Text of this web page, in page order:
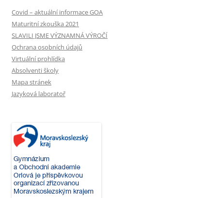
Covid – aktuální informace GOA
Maturitní zkouška 2021
SLAVILI JSME VÝZNAMNÁ VÝROČÍ
Ochrana osobních údajů
Virtuální prohlídka
Absolventi školy
Mapa stránek
Jazyková laboratoř